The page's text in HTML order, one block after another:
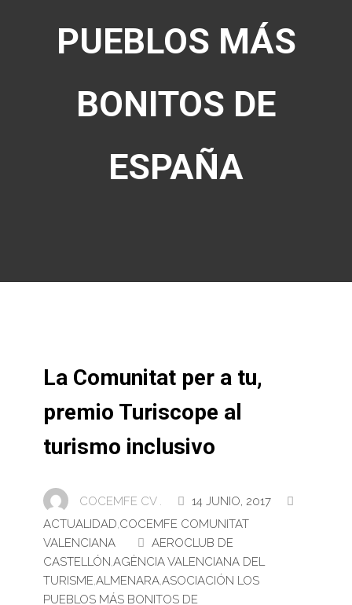
PUEBLOS MÁS
BONITOS DE
ESPAÑA
La Comunitat per a tu,
premio Turiscope al
turismo inclusivo
COCEMFE CV .
14 JUNIO, 2017
ACTUALIDAD,COCEMFE COMUNITAT
VALENCIANA
AEROCLUB DE
CASTELLÓN,AGÈNCIA VALENCIANA DEL
TURISME,ALMENARA,ASOCIACIÓN LOS
PUEBLOS MÁS BONITOS DE